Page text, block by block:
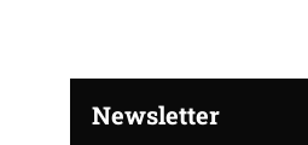
Newsletter